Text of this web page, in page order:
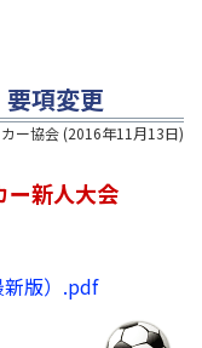
項変更
ー協会 (2016年11月13日)
新人大会
新版）.pdf